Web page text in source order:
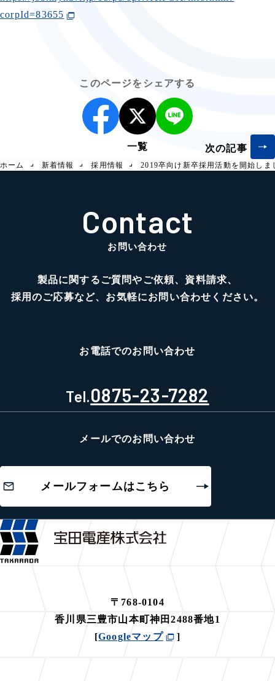
corpId=83655
このページをシェアする
一覧 次の記事
ホーム 新着情報 採用情報 2019卒向け新卒採用活動を開始しま
Contact
お問い合わせ
製品に関するご質問やご依頼、資料請求、
採用のご応募など、お気軽にお問い合わせください。
お電話でのお問い合わせ
Tel.0875-23-7282
メールでのお問い合わせ
メールフォームはこちら
〒768-0104
香川県三豊市山本町神田2488番地1
[Googleマップ ]